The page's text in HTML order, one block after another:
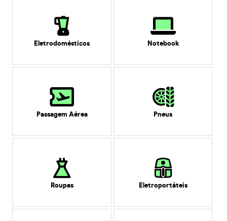
Eletrodomésticos Notebook
Passagem Aérea Pneus
Roupas Eletroportáteis